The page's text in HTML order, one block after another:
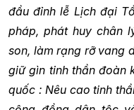
đầu đỉnh lễ Lịch đại
pháp, phát huy chân
son, làm rạng rỡ vang
giữ gìn tinh thần đoàn
quốc : Nêu cao tinh